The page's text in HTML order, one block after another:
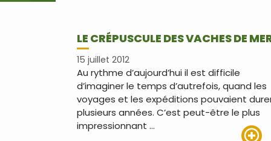
LE CRÉPUSCULE DES VACHES DE
15 juillet 2012
Au rythme d’aujourd’hui il est difficile
d’imaginer le temps d’autrefois, quand les
voyages et les expéditions pouvaient
plusieurs années. C’est peut-être le plus
impressionnant …